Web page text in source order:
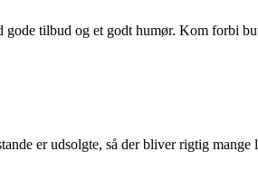
tilbud og et godt humør. Kom forbi
er udsolgte, så der bliver rigtig mange